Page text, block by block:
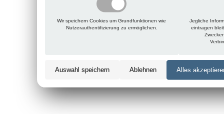
Wir speichern Cookies um Grundfunktionen wie
Nutzerauthentifizierung zu ermöglichen.
Jegliche
eintragen
Auswahl speichern Ablehnen Alles